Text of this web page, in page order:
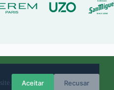
Aceitar Recusar